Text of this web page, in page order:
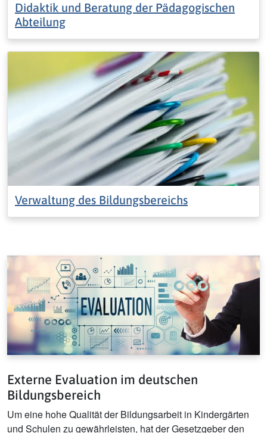
Didaktik und Beratung der Pädagogischen
Abteilung
Verwaltung des Bildungsbereichs
Externe Evaluation im deutschen
Bildungsbereich
Um eine hohe Qualität der Bildungsarbeit in Kindergärten
und Schulen zu gewährleisten, hat der Gesetzgeber den